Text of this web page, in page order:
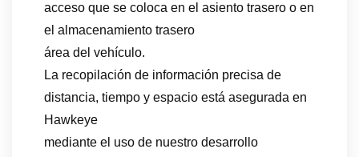
acceso que se coloca en el asiento trasero o en
el almacenamiento trasero
área del vehículo.
La recopilación de información precisa de
distancia, tiempo y espacio está asegurada en
Hawkeye
mediante el uso de nuestro desarrollo